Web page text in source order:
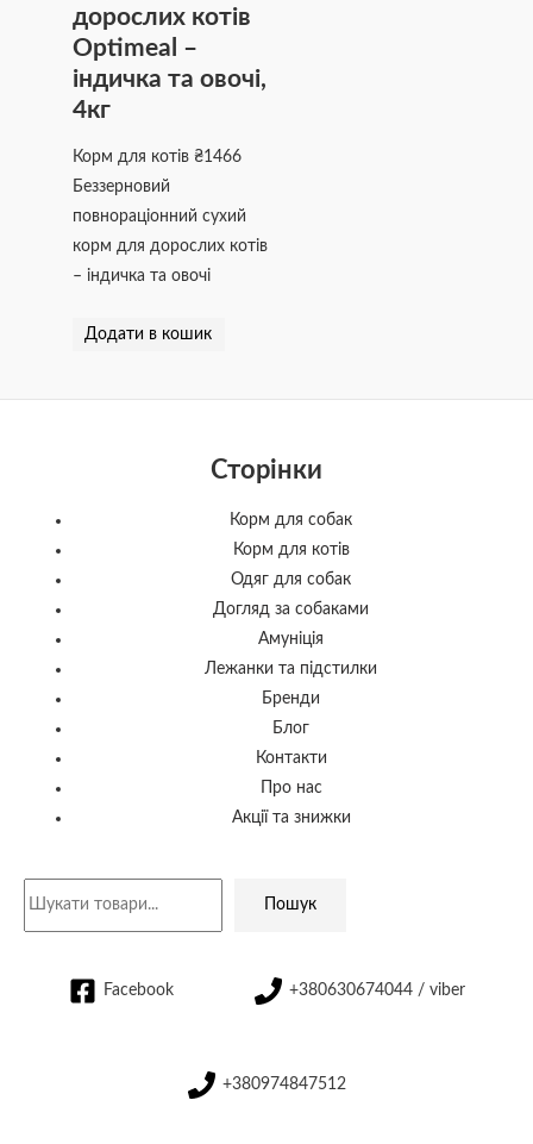
дорослих котів
Optimeal –
індичка та овочі,
4кг
Корм для котів₴1466
Беззерновий
повнораціонний сухий
корм для дорослих котів
– індичка та овочі
Додати в кошик
Сторінки
Корм для собак
Корм для котів
Одяг для собак
Догляд за собаками
Амуніція
Лежанки та підстилки
Бренди
Блог
Контакти
Про нас
Акції та знижки
Пошук
Facebook +380630674044 / viber
+380974847512